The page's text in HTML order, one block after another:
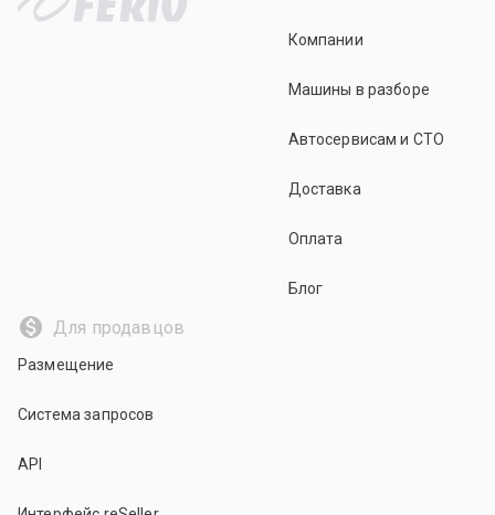
Компании
Машины в разборе
Автосервисам и СТО
Доставка
Оплата
Блог
Для продавцов
Размещение
Система запросов
API